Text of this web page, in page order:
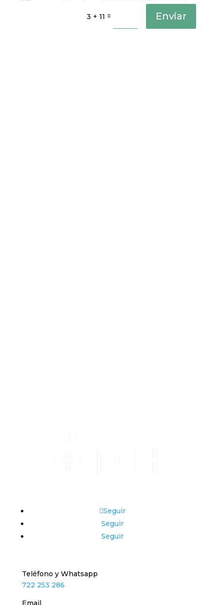
3 + 11 = Enviar
Seguir
Seguir
Seguir
Teléfono y Whatsapp
722 253 286
Email